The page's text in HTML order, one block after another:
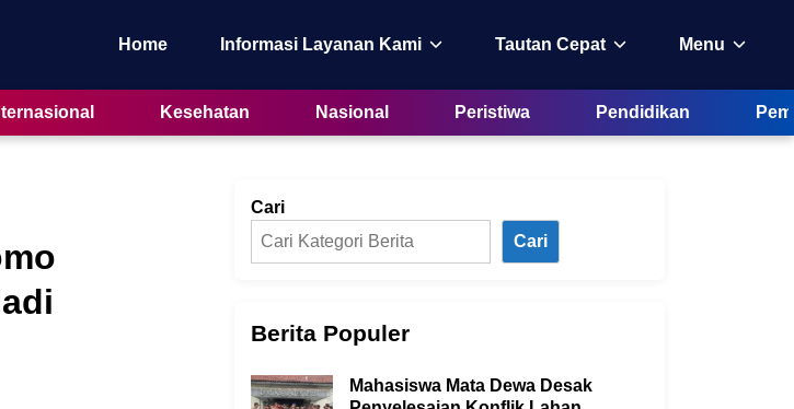
Home Informasi Layanan Kami Tautan Cepat Menu
Kesehatan Nasional Peristiwa Pendidikan
Cari
Cari
Berita Populer
Mahasiswa Mata Dewa Desak